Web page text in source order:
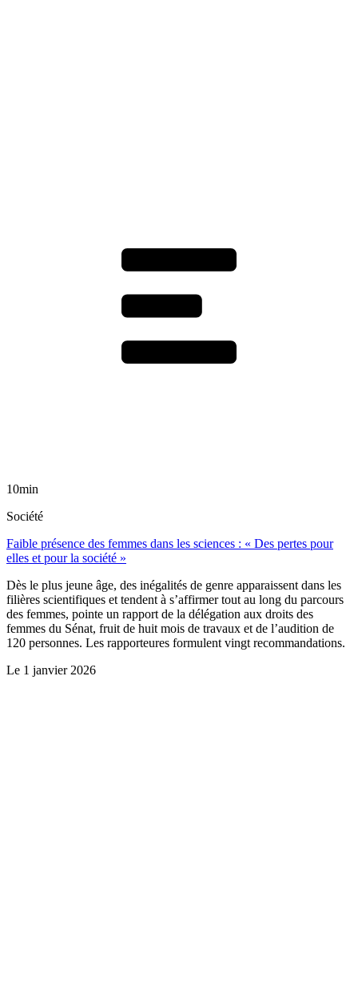
10min
Société
Faible présence des femmes dans les sciences : « Des pertes pour
elles et pour la société »
Dès le plus jeune âge, des inégalités de genre apparaissent dans les
filières scientifiques et tendent à s’affirmer tout au long du parcours
des femmes, pointe un rapport de la délégation aux droits des
femmes du Sénat, fruit de huit mois de travaux et de l’audition de
120 personnes. Les rapporteures formulent vingt recommandations.
Le 1 janvier 2026